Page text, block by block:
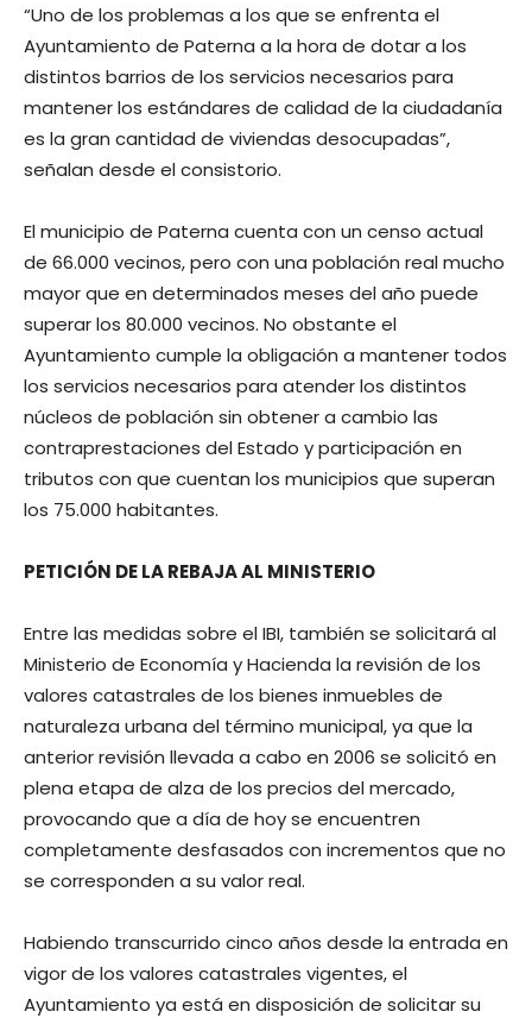
“Uno de los problemas a los que se enfrenta el
Ayuntamiento de Paterna a la hora de dotar a los
distintos barrios de los servicios necesarios para
mantener los estándares de calidad de la ciudadanía
es la gran cantidad de viviendas desocupadas”,
señalan desde el consistorio.
El municipio de Paterna cuenta con un censo actual
de 66.000 vecinos, pero con una población real mucho
mayor que en determinados meses del año puede
superar los 80.000 vecinos. No obstante el
Ayuntamiento cumple la obligación a mantener todos
los servicios necesarios para atender los distintos
núcleos de población sin obtener a cambio las
contraprestaciones del Estado y participación en
tributos con que cuentan los municipios que superan
los 75.000 habitantes.
PETICIÓN DE LA REBAJA AL MINISTERIO
Entre las medidas sobre el IBI, también se solicitará al
Ministerio de Economía y Hacienda la revisión de los
valores catastrales de los bienes inmuebles de
naturaleza urbana del término municipal, ya que la
anterior revisión llevada a cabo en 2006 se solicitó en
plena etapa de alza de los precios del mercado,
provocando que a día de hoy se encuentren
completamente desfasados con incrementos que no
se corresponden a su valor real.
Habiendo transcurrido cinco años desde la entrada en
vigor de los valores catastrales vigentes, el
Ayuntamiento ya está en disposición de solicitar su